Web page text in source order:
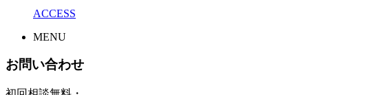
ACCESS
MENU
お問い合わせ